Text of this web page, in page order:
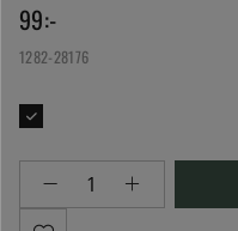
99:-
1282-28176